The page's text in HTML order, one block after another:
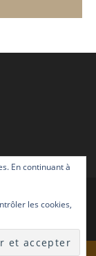
En continuant à
les cookies,